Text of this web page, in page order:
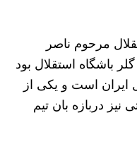
مرحوم ناصر
باشگاه استقلال بود
ایران است و یکی از
نیز دربازه بان تیم